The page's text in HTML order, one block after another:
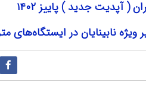
( آپدیت جدید ) پاییز ۱۴۰۲